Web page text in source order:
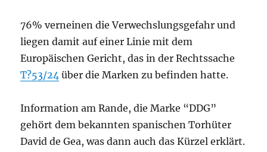
76% verneinen die Verwechslungsgefahr und
liegen damit auf einer Linie mit dem
Europäischen Gericht, das in der Rechtssache
T?53/24 über die Marken zu befinden hatte.
Information am Rande, die Marke “DDG”
gehört dem bekannten spanischen Torhüter
David de Gea, was dann auch das Kürzel erklärt.